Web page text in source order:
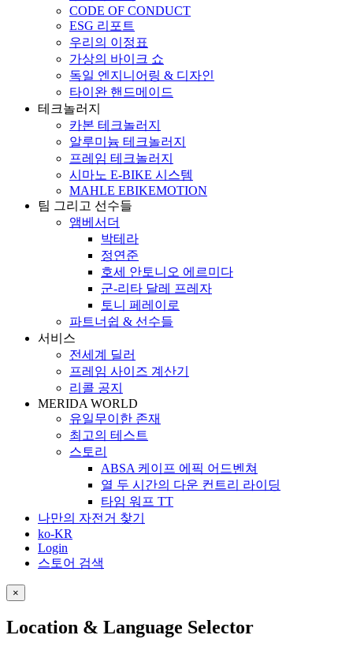
CODE OF CONDUCT
ESG 리포트
우리의 이정표
가상의 바이크 쇼
독일 엔지니어링 & 디자인
타이완 핸드메이드
테크놀러지
카본 테크놀러지
알루미늄 테크놀러지
프레임 테크놀러지
시마노 E-BIKE 시스템
MAHLE EBIKEMOTION
팀 그리고 선수들
앰베서더
박테라
정연준
호세 안토니오 에르미다
군-리타 달레 프레자
토니 페레이로
파트너쉽 & 선수들
서비스
전세계 딜러
프레임 사이즈 계산기
리콜 공지
MERIDA WORLD
유일무이한 존재
최고의 테스트
스토리
ABSA 케이프 에픽 어드벤쳐
열 두 시간의 다운 컨트리 라이딩
타임 워프 TT
나만의 자전거 찾기
ko-KR
Login
스토어 검색
×
Location & Language Selector